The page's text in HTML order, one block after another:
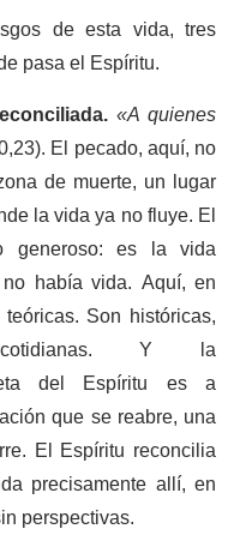
de esta vida, tres
pasa el Espíritu.
«A quienes
El pecado, aquí, no
de muerte, un lugar
la vida ya no fluye. El
generoso: es la vida
había vida. Aquí, en
Son históricas,
Y la
del Espíritu es a
que se reabre, una
El Espíritu reconcilia
precisamente allí, en
perspectivas.